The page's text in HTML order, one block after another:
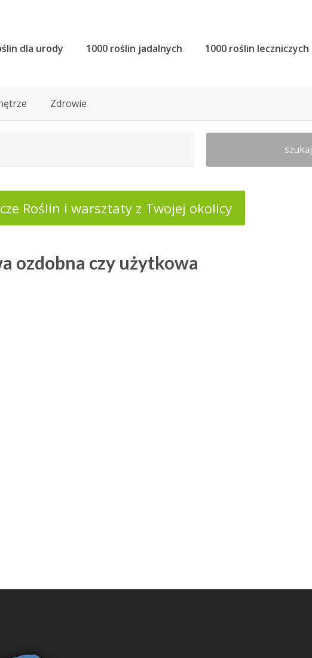
dla urody 1000 roślin jadalnych 1000 roślin leczniczych
Zdrowie
szukaj
Roślin i warsztaty z Twojej okolicy
ozdobna czy użytkowa